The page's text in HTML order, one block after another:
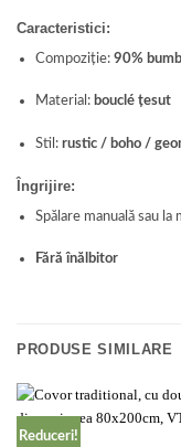
Caracteristici:
Compoziție:90%
Material: bouclé țesut
Stil:rustic / boho /
Îngrijire:
Spălare manuală sau la
Fără înălbitor
PRODUSE SIMILARE
Reduceri!